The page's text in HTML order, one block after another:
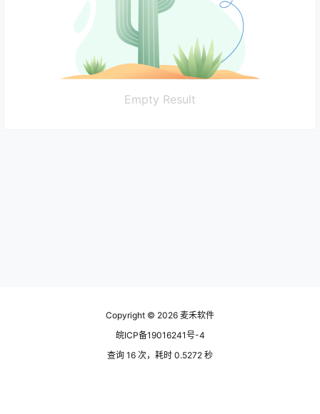
Empty Result
Copyright © 2026 麦禾软件
皖ICP备19016241号-4
查询 16 次，耗时 0.5272 秒